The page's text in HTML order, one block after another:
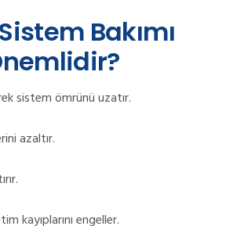
Bakımı
sistem ömrünü uzatır.
azaltır.
kayıplarını engeller.